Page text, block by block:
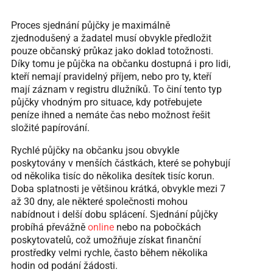
Proces sjednání půjčky je maximálně
zjednodušený a žadatel musí obvykle předložit
pouze občanský průkaz jako doklad totožnosti.
Díky tomu je půjčka na občanku dostupná i pro lidi,
kteří nemají pravidelný příjem, nebo pro ty, kteří
mají záznam v registru dlužníků. To činí tento typ
půjčky vhodným pro situace, kdy potřebujete
peníze ihned a nemáte čas nebo možnost řešit
složité papírování.
Rychlé půjčky na občanku jsou obvykle
poskytovány v menších částkách, které se pohybují
od několika tisíc do několika desítek tisíc korun.
Doba splatnosti je většinou krátká, obvykle mezi 7
až 30 dny, ale některé společnosti mohou
nabídnout i delší dobu splácení. Sjednání půjčky
probíhá převážně onlinenebo na pobočkách
poskytovatelů, což umožňuje získat finanční
prostředky velmi rychle, často během několika
hodin od podání žádosti.